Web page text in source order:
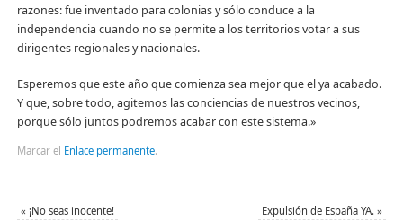
razones: fue inventado para colonias y sólo conduce a la
independencia cuando no se permite a los territorios votar a sus
dirigentes regionales y nacionales.
Esperemos que este año que comienza sea mejor que el ya acabado.
Y que, sobre todo, agitemos las conciencias de nuestros vecinos,
porque sólo juntos podremos acabar con este sistema.»
Marcar el Enlace permanente.
« ¡No seas inocente! Expulsión de España YA.»